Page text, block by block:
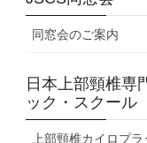
同窓会のご案内
日本上部頸椎専
ック・スクー
上部頸椎カイロプ